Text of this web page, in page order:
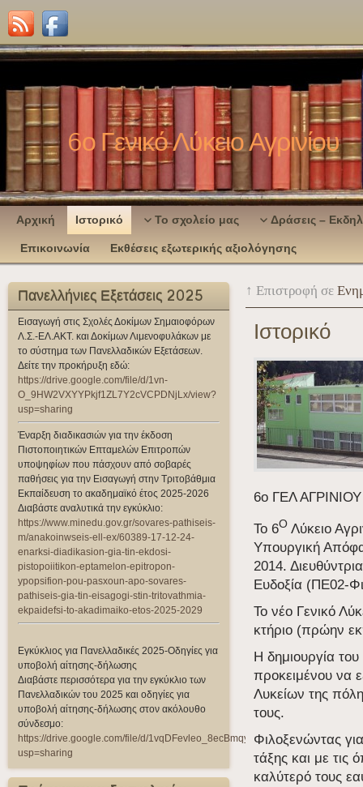
6ο Γενικό Λύκειο Αγρινίου
Αρχική Ιστορικό Το σχολείο μας Δράσεις –
Επικοινωνία Εκθέσεις εξωτερικής αξιολόγησης
Πανελλήνιες Εξετάσεις 2025
Εισαγωγή στις Σχολές Δοκίμων Σημαιοφόρων
Λ.Σ.-ΕΛ.ΑΚΤ. και Δοκίμων Λιμενοφυλάκων με
το σύστημα των Πανελλαδικών Εξετάσεων.
Δείτε την προκήρυξη εδώ:
https://drive.google.com/file/d/1vn-
O_9HW2VXYYPkjf1ZL7Y2cVCPDNjLx/view?
usp=sharing
Έναρξη διαδικασιών για την έκδοση
Πιστοποιητικών Επταμελών Επιτροπών
υποψηφίων που πάσχουν από σοβαρές
παθήσεις για την Εισαγωγή στην Τριτοβάθμια
Εκπαίδευση το ακαδημαϊκό έτος 2025-2026
Διαβάστε αναλυτικά την εγκύκλιο:
https://www.minedu.gov.gr/sovares-pathiseis-
m/anakoinwseis-ell-ex/60389-17-12-24-
enarksi-diadikasion-gia-tin-ekdosi-
pistopoiitikon-eptamelon-epitropon-
ypopsifion-pou-pasxoun-apo-sovares-
pathiseis-gia-tin-eisagogi-stin-tritovathmia-
ekpaidefsi-to-akadimaiko-etos-2025-2029
Εγκύκλιος για Πανελλαδικές 2025-Οδηγίες για
υποβολή αίτησης-δήλωσης
Διαβάστε περισσότερα για την εγκύκλιο των
Πανελλαδικών του 2025 και οδηγίες για
υποβολή αίτησης-δήλωσης στον ακόλουθο
σύνδεσμο:
https://drive.google.com/file/d/1vqDFevleo_8ecBmqy9qWfzrUqT07qW_i/view?
usp=sharing
↑ Επιστροφή σε
Ιστορικό
6ο ΓΕΛ ΑΓΡΙΝΙΟΥ
Το 6Ο Λύκειο
Υπουργική
2014.
Ευδοξία (ΠΕ02-
Το νέο Γενικό
κτήριο (πρώην
Η δημιουργία
προκειμένου να
Λυκείων της
τους.
Φιλοξενώντας
τάξης και με τις
καλύτερό τους